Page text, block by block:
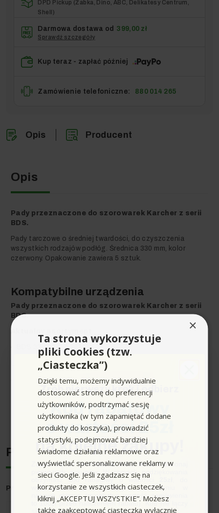
DPD Pickup (Żabka, Dino, ABC, Delikatesy Centrum,
Shell)
Darmowa dostawa od 399,00 zł
Sprawdź szczegóły
Kup teraz - zapłać później
Zamówienie telefoniczne: 880 014 265
Opis Producent
Opis
Pady przeznaczone do szorowarek Karcher z serii
BDS.
Pady tarczowe o średniej twardości, do czyszczenia
wszystkich rodzajów podłóg. Średnica 330 mm, kolor
czerwony. Opakowanie zawiera 5 sztuk.
Kompatybilne urządzenia
Pady przeznaczone do szorowarek Karcher z serii
BDS.
BDS 33/180 C Adv
Urządzenia archiwalne
BDS 33/190 C
Rozwiń pełen opis produktu
Producent
Producent: Karcher
×
Ta strona wykorzystuje
pliki Cookies (tzw.
„Ciasteczka”)
Dzięki temu, możemy indywidualnie
dostosować stronę do preferencji
użytkowników, podtrzymać sesję
użytkownika (w tym zapamiętać dodane
produkty do koszyka), prowadzić
statystyki, podejmować bardziej
świadome działania reklamowe oraz
wyświetlać spersonalizowane reklamy w
sieci Google. Jeśli zgadzasz się na
korzystanie ze wszystkich ciasteczek,
kliknij „AKCEPTUJ WSZYSTKIE”. Możesz
także zaakceptować ciasteczka wyłącznie
Zrób pierwszy krok i odbierz
Kod rabatowy
o wartości 25zł
na kolejne zakupy!
Zapisz się do newslettera, załóż konto i dokonaj
pierwszych zakupów. W ramach podziękowania
otrzymasz kod rabatowy o wartości
wykorzystania przy kolejnym zamówieniu w
naszym sklepie (minimalna wartość zamówienia
to 100zł przed naliczeniem rabatu). Kod nie łączy
się z innymi kodami rabatowymi.